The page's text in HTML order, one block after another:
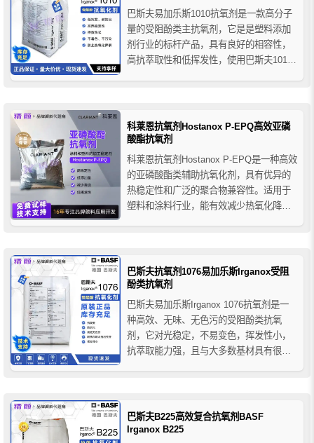
巴斯夫易加乐斯1010抗氧剂是一款高分子
量的受阻酚类主抗氧剂，它是是塑料添加
剂行业的标杆产品，具有良好的相容性，
高抗萃取性和低挥发性，使用巴斯夫1010
泛应用于通用塑料、工程塑料、合成橡
胶、纤维、热熔胶，树脂、油...
科莱恩抗氧剂Hostanox P-EPQ高效亚磷
酸酯抗氧剂
科莱恩抗氧剂Hostanox P-EPQ是一种高效
的亚磷酸酯类辅助抗氧化剂，具有优异的
热稳定性和广泛的聚合物兼容性。适用于
塑料和涂料行业，能有效减少热氧化降
巴斯夫抗氧剂1076易加乐斯Irganox受阻
酚类抗氧剂
巴斯夫易加乐斯Irganox 1076抗氧剂是一
种高效、无味、无色污的受阻酚类抗氧
剂，它对光稳定，不易变色，挥发性小，
抗萃取能力强，且与大多数基材具有很好
蜡、油品和脂肪等领域，防止和保护基材
热氧化降解。
巴斯夫B225高效复合抗氧剂BASF
Irganox B225